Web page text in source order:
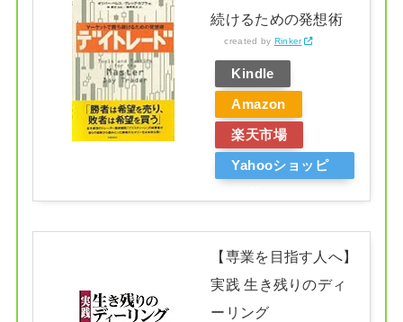
続けるための発想術
created by Rinker
Kindle
Amazon
楽天市場
Yahooショッピ
【専業を目指す人へ】
実践 生き残りのディ
ーリング